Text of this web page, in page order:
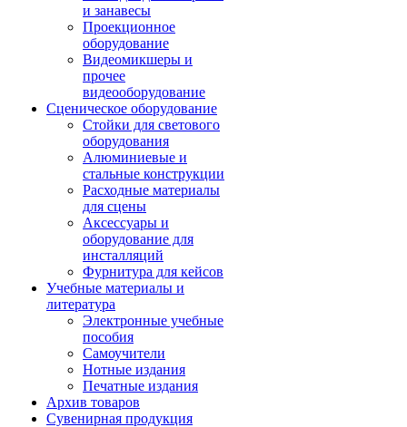
и занавесы
Проекционное
оборудование
Видеомикшеры и
прочее
видеооборудование
Сценическое оборудование
Стойки для светового
оборудования
Алюминиевые и
стальные конструкции
Расходные материалы
для сцены
Аксессуары и
оборудование для
инсталляций
Фурнитура для кейсов
Учебные материалы и
литература
Электронные учебные
пособия
Самоучители
Нотные издания
Печатные издания
Архив товаров
Сувенирная продукция